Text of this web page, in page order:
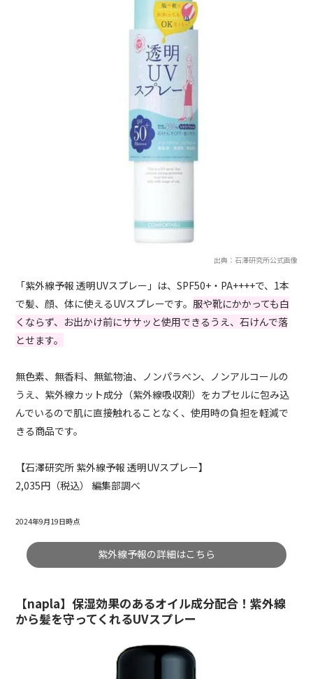
出典：石澤研究所公式画像
「紫外線予報 透明UVスプレー」は、SPF50+・PA++++で、1本
で髪、顔、体に使えるUVスプレーです。 服や靴にかかっても白
くならず、お出かけ前にササッと使用できるうえ、石けんで落
とせます。
無色素、無香料、無鉱物油、ノンパラベン、ノンアルコールの
うえ、紫外線カット成分（紫外線吸収剤）をカプセルに包み込
んでいるので肌に直接触れることなく、使用時の負担を軽減で
きる商品です。
【石澤研究所 紫外線予報 透明UVスプレー】
2,035円（税込） 編集部調べ
2024年9月19日時点
紫外線予報の詳細はこちら
【napla】保湿効果のあるオイル成分配合！紫外線
から髪を守ってくれるUVスプレー